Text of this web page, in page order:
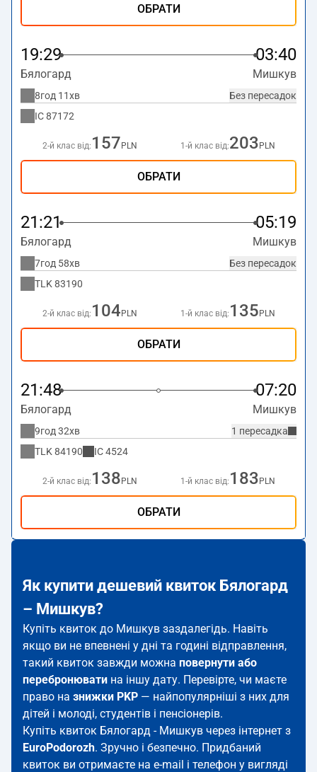
ОБРАТИ
19:29 03:40
Бялогард Мишкув
Без пересадок
8год 11хв
IC87172
2-й клас від: 157 PLN 1-й клас від:203 PLN
ОБРАТИ
21:21 05:19
Бялогард Мишкув
Без пересадок
7год 58хв
TLK 83190
2-й клас від: 104 PLN 1-й клас від: 135 PLN
ОБРАТИ
21:48 07:20
Бялогард Мишкув
1 пересадка
9год 32хв
TLK 84190 IC4524
2-й клас від: 138 PLN 1-й клас від: 183 PLN
ОБРАТИ
Як купити дешевий квиток Бялогард
– Мишкув?
Купіть квиток до Мишкув заздалегідь. Навіть
якщо ви не впевнені у дні та годині відправлення,
такий квиток завжди можна повернути або
перебронювати на іншу дату. Перевірте, чи маєте
право на знижки PKP — найпопулярніші з них для
дітей і молоді, студентів і пенсіонерів.
Купіть квиток Бялогард - Мишкув через інтернет з
EuroPodorozh. Зручно і безпечно. Придбаний
квиток ви отримаєте на e-mail і телефон у вигляді